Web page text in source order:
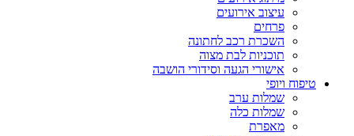
עיצוב אירועים
פרחים
השכרת רכב לחתונה
תוכניות לבת מצוה
אישורי הגעה וסידורי הושבה
טיפוח ויופי
שמלות ערב
שמלות כלה
מאפרת